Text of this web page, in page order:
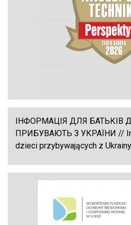
ІНФОРМАЦІЯ ДЛЯ БАТЬКІВ
ПРИБУВАЮТЬ З УКРАЇНИ //
dzieci przybywających z Ukrainy